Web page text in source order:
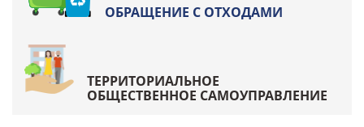
ОБРАЩЕНИЕ С ОТХОДАМИ
ТЕРРИТОРИАЛЬНОЕ
ОБЩЕСТВЕННОЕ САМОУПРАВЛЕНИЕ